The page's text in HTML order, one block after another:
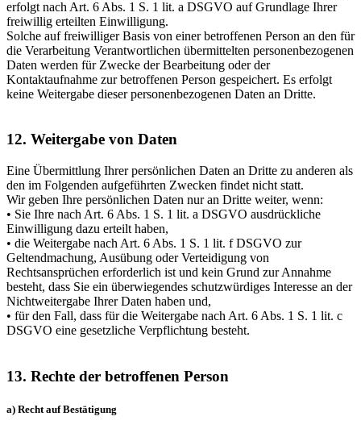
erfolgt nach Art. 6 Abs. 1 S. 1 lit. a DSGVO auf Grundlage Ihrer
freiwillig erteilten Einwilligung.
Solche auf freiwilliger Basis von einer betroffenen Person an den für
die Verarbeitung Verantwortlichen übermittelten personenbezogenen
Daten werden für Zwecke der Bearbeitung oder der
Kontaktaufnahme zur betroffenen Person gespeichert. Es erfolgt
keine Weitergabe dieser personenbezogenen Daten an Dritte.
12. Weitergabe von Daten
Eine Übermittlung Ihrer persönlichen Daten an Dritte zu anderen als
den im Folgenden aufgeführten Zwecken findet nicht statt.
Wir geben Ihre persönlichen Daten nur an Dritte weiter, wenn:
• Sie Ihre nach Art. 6 Abs. 1 S. 1 lit. a DSGVO ausdrückliche
Einwilligung dazu erteilt haben,
• die Weitergabe nach Art. 6 Abs. 1 S. 1 lit. f DSGVO zur
Geltendmachung, Ausübung oder Verteidigung von
Rechtsansprüchen erforderlich ist und kein Grund zur Annahme
besteht, dass Sie ein überwiegendes schutzwürdiges Interesse an der
Nichtweitergabe Ihrer Daten haben und,
• für den Fall, dass für die Weitergabe nach Art. 6 Abs. 1 S. 1 lit. c
DSGVO eine gesetzliche Verpflichtung besteht.
13. Rechte der betroffenen Person
a) Recht auf Bestätigung